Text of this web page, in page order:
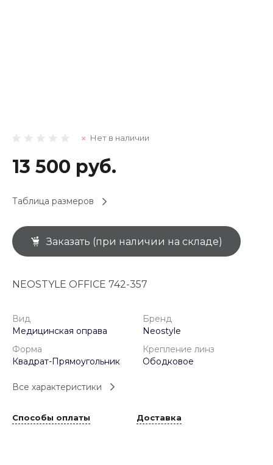
Нет в наличии
13 500 руб.
Таблица размеров
Заказать (при наличии на складе)
NEOSTYLE OFFICE 742-357
Вид
Медицинская оправа
Бренд
Neostyle
Форма
Квадрат-Прямоугольник
Крепление линз
Ободковое
Все характеристики
Способы оплаты Доставка